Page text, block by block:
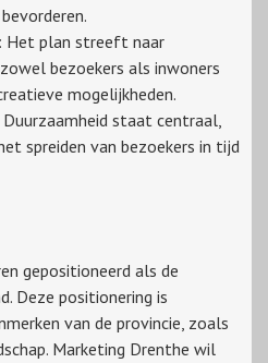
: Het plan streeft naar
bezoekers als inwoners
mogelijkheden.
Duurzaamheid staat centraal,
spreiden van bezoekers in tijd
gepositioneerd als de
Deze positionering is
van de provincie, zoals
Marketing Drenthe wil